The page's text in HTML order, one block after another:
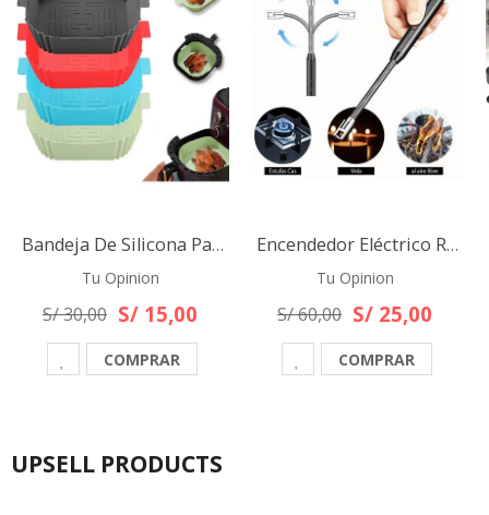
Bandeja De Silicona Para Freidora De Aire Air Fryer Redonda O Cuadrada
Tu Opinion
S/ 15,00
S/ 30,00
COMPRAR
Encendedor Eléctrico Recargable Portátil Usb Para Cocina parrilla bbq
Tu Opinion
S/ 25,00
S/ 60,00
COMPRAR
UPSELL PRODUCTS